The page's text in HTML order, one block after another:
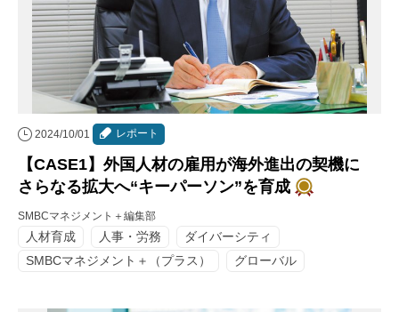
InfoLoungeとは
利用規約
プライバシーポリシー
本サイトのご利用にあたって
お問い合わせ
運営会社
2024/10/01 レポート
【CASE1】外国人材の雇用が海外進出の契機に
さらなる拡大へ“キーパーソン”を育成
SMBCマネジメント＋編集部
人材育成 人事・労務
ダイバーシティ
SMBCマネジメント＋（プラス）
グローバル